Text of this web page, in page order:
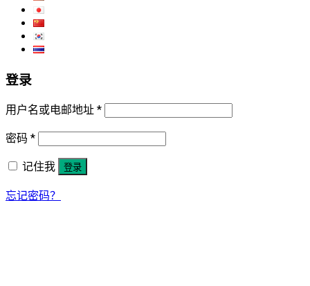
登录
用户名或电邮地址 *
密码 *
记住我 登录
忘记密码？